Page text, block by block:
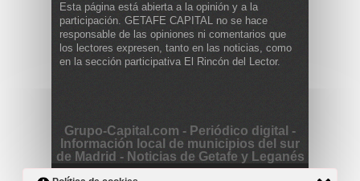
Esta página está abierta a la opinión y a la
participación. GETAFE CAPITAL no se hace
responsable de las opiniones ni comentarios que
los lectores expresen, tanto en las noticias, como
en la sección participativa El Rincón del Lector.
Grupo-Capital.com - Periódico digital -
Información local de municipios del sur
de Madrid - Noticias de Getafe y Leganés
Copyright © 2013 Getafe Capital. Powered by